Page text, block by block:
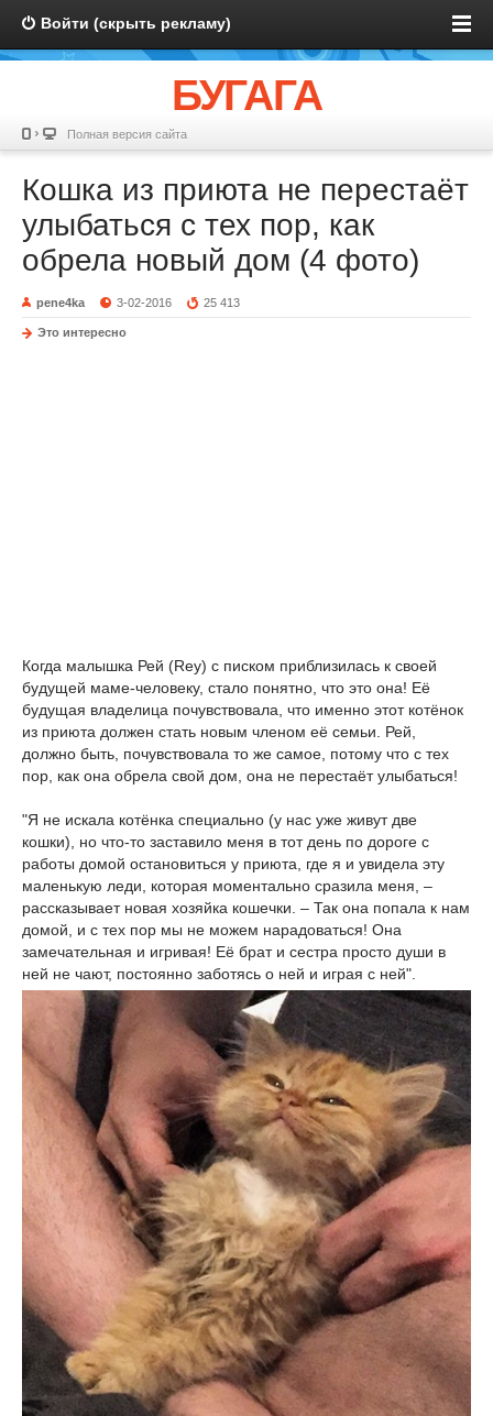
Войти (скрыть рекламу)
БУГАГА
Полная версия сайта
Кошка из приюта не перестаёт
улыбаться с тех пор, как
обрела новый дом (4 фото)
pene4ka 3-02-2016 25 413
Это интересно
Когда малышка Рей (Rey) с писком приблизилась к своей
будущей маме-человеку, стало понятно, что это она! Её
будущая владелица почувствовала, что именно этот котёнок
из приюта должен стать новым членом её семьи. Рей,
должно быть, почувствовала то же самое, потому что с тех
пор, как она обрела свой дом, она не перестаёт улыбаться!
"Я не искала котёнка специально (у нас уже живут две
кошки), но что-то заставило меня в тот день по дороге с
работы домой остановиться у приюта, где я и увидела эту
маленькую леди, которая моментально сразила меня, –
рассказывает новая хозяйка кошечки. – Так она попала к нам
домой, и с тех пор мы не можем нарадоваться! Она
замечательная и игривая! Её брат и сестра просто души в
ней не чают, постоянно заботясь о ней и играя с ней".